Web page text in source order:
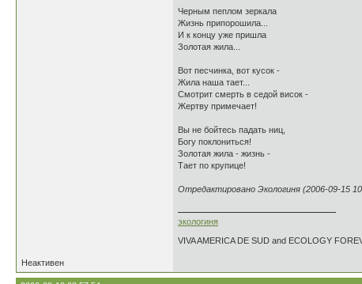
Черным пеплом зеркала
Жизнь припорошила...
И к концу уже пришла
Золотая жила...
Вот песчинка, вот кусок -
Жила наша тает...
Смотрит смерть в седой висок -
Жертву примечает!
Вы не бойтесь падать ниц,
Богу поклониться!
Золотая жила - жизнь -
Тает по крупице!
Отредактировано Экологиня (2006-09-15
экологиня
VIVA AMERICA DE SUD and ECOLOGY
Неактивен